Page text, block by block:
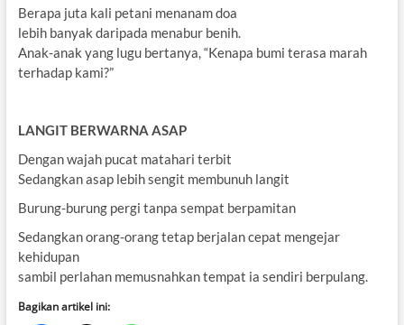
Berapa juta kali petani menanam doa
lebih banyak daripada menabur benih.
Anak-anak yang lugu bertanya, “Kenapa bumi terasa marah
terhadap kami?”
LANGIT BERWARNA ASAP
Dengan wajah pucat matahari terbit
Sedangkan asap lebih sengit membunuh langit
Burung-burung pergi tanpa sempat berpamitan
Sedangkan orang-orang tetap berjalan cepat mengejar
kehidupan
sambil perlahan memusnahkan tempat ia sendiri berpulang.
Bagikan artikel ini: